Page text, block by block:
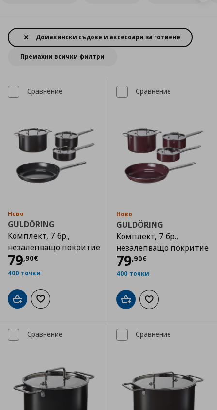
Домакински съдове и аксесоари за готвене
Премахни всички филтри
Сравнение
Ново
GULDÖRING
Комплект, 7 бр.,
незалепващо покритие
79,90€
Цена
400 точки
Добави в кошницата
Добави към списъка с любими
Сравнение
Ново
GULDÖRING
Комплект, 7 бр.,
незалепващо покритие
79,90€
Цена
400 точки
Добави в кошницата
Добави към
Сравнение Сравнение